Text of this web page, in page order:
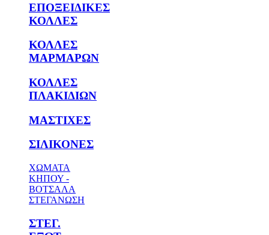
ΕΠΟΞΕΙΔΙΚΕΣ
ΚΟΛΛΕΣ
ΚΟΛΛΕΣ
ΜΑΡΜΑΡΩΝ
ΚΟΛΛΕΣ
ΠΛΑΚΙΔΙΩΝ
ΜΑΣΤΙΧΕΣ
ΣΙΛΙΚΟΝΕΣ
ΧΩΜΑΤΑ
ΚΗΠΟΥ -
ΒΟΤΣΑΛΑ
ΣΤΕΓΑΝΩΣΗ
ΣΤΕΓ.